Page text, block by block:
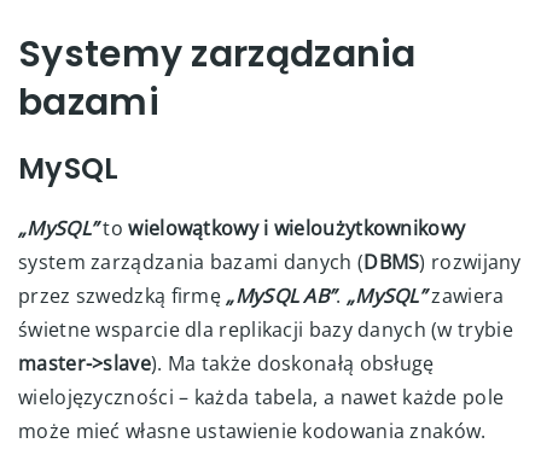
Systemy zarządzania
bazami
MySQL
„MySQL”towielowątkowy i wieloużytkownikowy
system zarządzania bazami danych (DBMS) rozwijany
przez szwedzką firmę „MySQL AB”. „MySQL”zawiera
świetne wsparcie dla replikacji bazy danych (w trybie
master->slave). Ma także doskonałą obsługę
wielojęzyczności – każda tabela, a nawet każde pole
może mieć własne ustawienie kodowania znaków.